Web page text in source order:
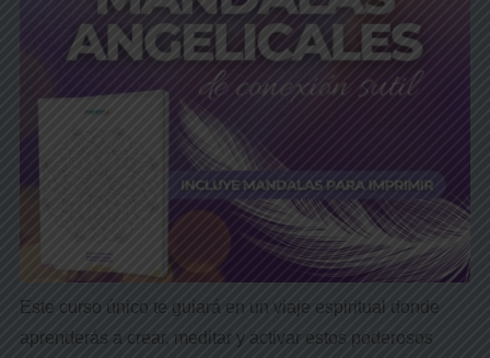
Este curso único te guiará en un viaje espiritual donde
aprenderás a crear, meditar y activar estos poderosos